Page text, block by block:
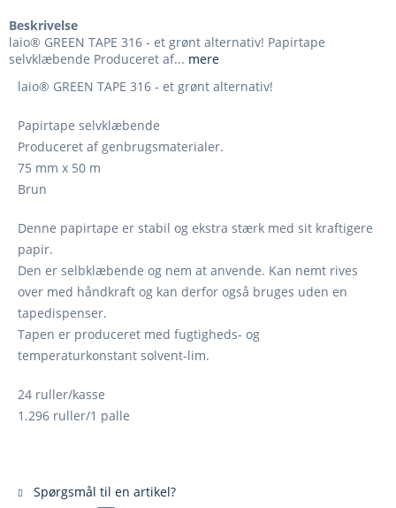
Beskrivelse
laio® GREEN TAPE 316 - et grønt alternativ! Papirtape
selvklæbende Produceret af... mere
laio® GREEN TAPE 316 - et grønt alternativ!
Papirtape selvklæbende
Produceret af genbrugsmaterialer.
75 mm x 50 m
Brun
Denne papirtape er stabil og ekstra stærk med sit kraftigere
papir.
Den er selbklæbende og nem at anvende. Kan nemt rives
over med håndkraft og kan derfor også bruges uden en
tapedispenser.
Tapen er produceret med fugtigheds- og
temperaturkonstant solvent-lim.
24 ruller/kasse
1.296 ruller/1 palle
Spørgsmål til en artikel?